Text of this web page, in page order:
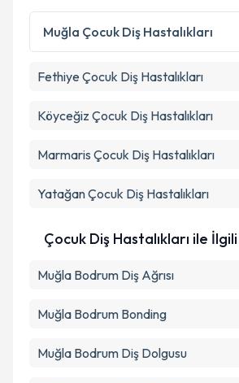
Kişisel verilerimin işlenmesine
Metni
'ni okudum ve kişisel
kapsamda işlenmesini kabul
Muğla Çocuk Diş Hastalıkları
Fethiye Çocuk Diş Hastalıkları
Köyceğiz Çocuk Diş Hastalıkları
Marmaris Çocuk Diş Hastalıkları
YatağanÇocuk Diş Hastalıkları
Çocuk Diş Hastalıkları ile
Muğla Bodrum Diş Ağrısı
Muğla Bodrum Bonding
Muğla Bodrum Diş Dolgusu